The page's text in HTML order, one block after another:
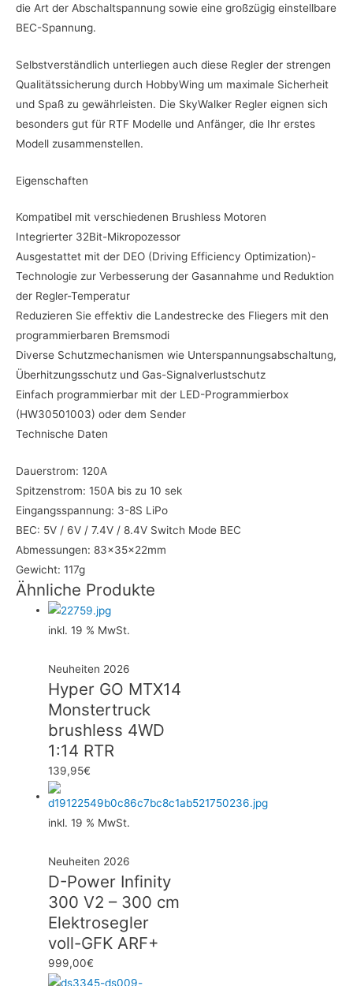
die Art der Abschaltspannung sowie eine großzügig einstellbare
BEC-Spannung.
Selbstverständlich unterliegen auch diese Regler der strengen
Qualitätssicherung durch HobbyWing um maximale Sicherheit
und Spaß zu gewährleisten. Die SkyWalker Regler eignen sich
besonders gut für RTF Modelle und Anfänger, die Ihr erstes
Modell zusammenstellen.
Eigenschaften
Kompatibel mit verschiedenen Brushless Motoren
Integrierter 32Bit-Mikropozessor
Ausgestattet mit der DEO (Driving Efficiency Optimization)-
Technologie zur Verbesserung der Gasannahme und Reduktion
der Regler-Temperatur
Reduzieren Sie effektiv die Landestrecke des Fliegers mit den
programmierbaren Bremsmodi
Diverse Schutzmechanismen wie Unterspannungsabschaltung,
Überhitzungsschutz und Gas-Signalverlustschutz
Einfach programmierbar mit der LED-Programmierbox
(HW30501003) oder dem Sender
Technische Daten
Dauerstrom: 120A
Spitzenstrom: 150A bis zu 10 sek
Eingangsspannung: 3-8S LiPo
BEC: 5V / 6V / 7.4V / 8.4V Switch Mode BEC
Abmessungen: 83x35x22mm
Gewicht: 117g
Ähnliche Produkte
inkl. 19 % MwSt.
Neuheiten 2026
Hyper GO MTX14
Monstertruck
brushless 4WD
1:14 RTR
139,95€
inkl. 19 % MwSt.
Neuheiten 2026
D-Power Infinity
300 V2 – 300 cm
Elektrosegler
voll-GFK ARF+
999,00€